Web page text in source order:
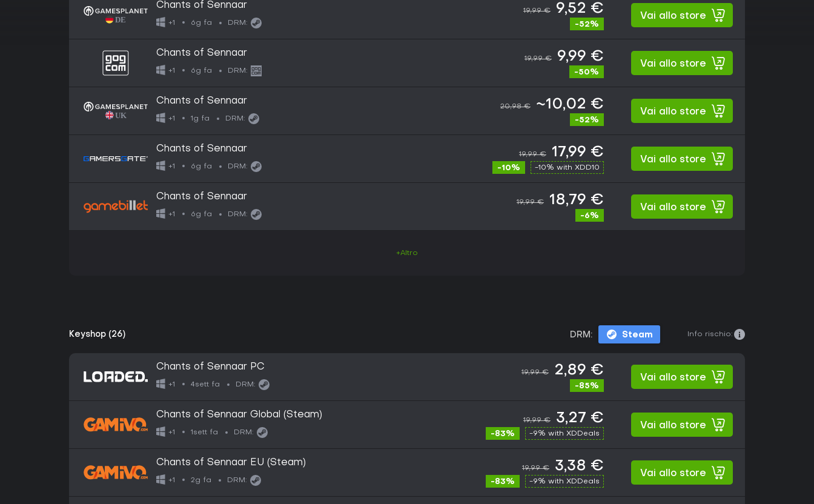
Chants of Sennaar
+1 6g fa DRM:
19,99 € 9,52 €
-52%
Vai allo store
Chants of Sennaar
+1 6g fa DRM:
19,99 € 9,99 €
-50%
Vai allo store
Chants of Sennaar
+1 1g fa DRM:
20,98 € ~10,02 €
-52%
Vai allo store
Chants of Sennaar
+1 6g fa DRM:
19,99 € 17,99 €
-10% -10% with XDD10
Vai allo store
Chants of Sennaar
+1 6g fa DRM:
19,99 € 18,79 €
-6%
Vai allo store
+Altro
Keyshop (26) DRM: Steam Info rischio:
Chants of Sennaar PC
+1 4sett fa DRM:
19,99 € 2,89 €
-85%
Vai allo store
Chants of Sennaar Global (Steam)
+1 1sett fa DRM:
19,99 € 3,27 €
-83% -9% with XDDeals
Vai allo store
Chants of Sennaar EU (Steam)
+1 2g fa DRM:
19,99 € 3,38 €
-83% -9% with XDDeals
Vai allo store